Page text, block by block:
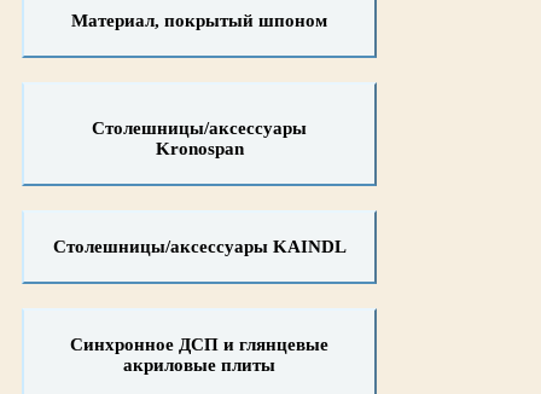
Материал, покрытый шпоном
Столешницы/аксессуары
Kronospan
Столешницы/аксессуары KAINDL
Синхронное ДСП и глянцевые
акриловые плиты